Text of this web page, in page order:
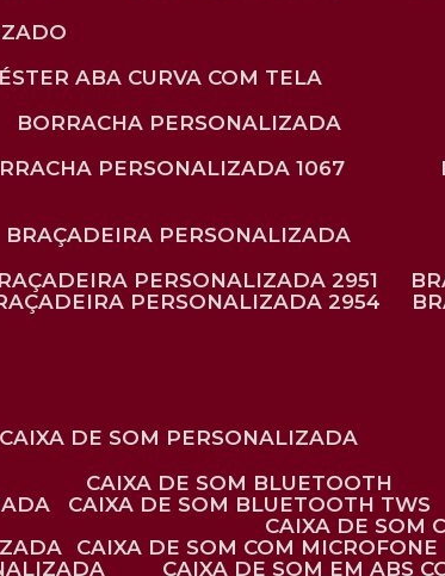
ABA CURVA COM TELA
BORRACHA PERSONALIZADA
PERSONALIZADA 1067
BRAÇADEIRA PERSONALIZADA
BRAÇADEIRA PERSONALIZADA 2951
PERSONALIZADA 2954
CAIXA DE SOM PERSONALIZADA
CAIXA DE SOM BLUETOOTH
CAIXA DE SOM BLUETOOTH TWS
CAIXA DE SOM
CAIXA DE SOM COM
CAIXA DE SOM EM ABS